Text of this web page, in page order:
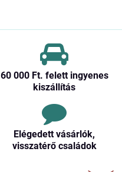
60 000 Ft​. felett ingyenes
kiszállítás
Elégedett vásárlók,
visszatérő családok